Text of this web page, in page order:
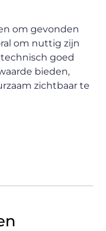
om gevonden
om nuttig zijn
technisch goed
bieden,
zichtbaar te